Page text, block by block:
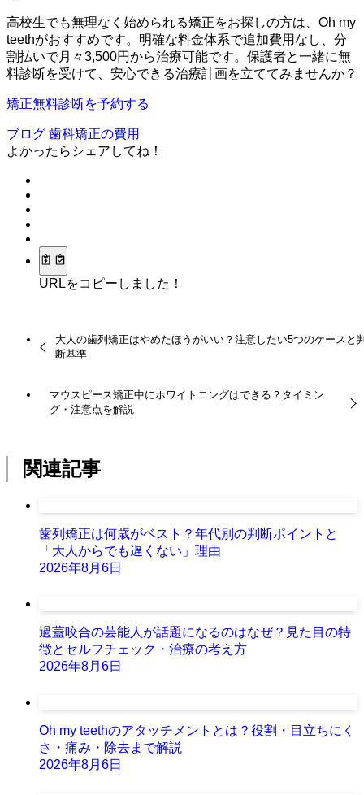
高校生でも無理なく始められる矯正をお探しの方は、Oh my
teethがおすすめです。明確な料金体系で追加費用なし、分
割払いで月々3,500円から治療可能です。保護者と一緒に無
料診断を受けて、安心できる治療計画を立ててみませんか？
矯正無料診断を予約する
ブログ 歯科矯正の費用
よかったらシェアしてね！
URLをコピーしました！
大人の歯列矯正はやめたほうがいい？注意したい5つのケースと
断基準
マウスピース矯正中にホワイトニングはできる？タイミン
グ・注意点を解説
関連記事
歯列矯正は何歳がベスト？年代別の判断ポイントと
「大人からでも遅くない」理由
2026年8月6日
過蓋咬合の芸能人が話題になるのはなぜ？見た目の特
徴とセルフチェック・治療の考え方
2026年8月6日
Oh my teethのアタッチメントとは？役割・目立ちにく
さ・痛み・除去まで解説
2026年8月6日